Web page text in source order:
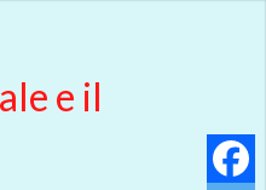
e il